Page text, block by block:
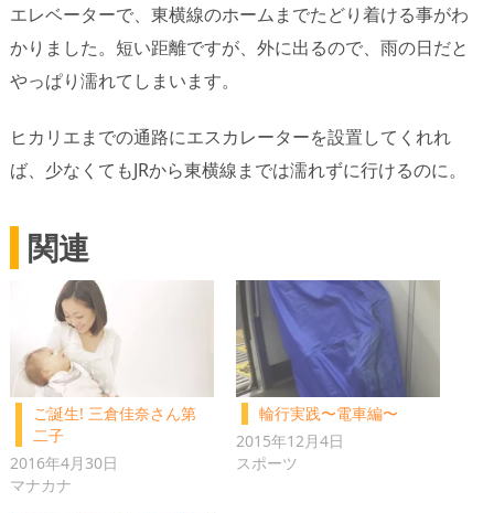
エレベーターで、東横線のホームまでたどり着ける事がわ
かりました。短い距離ですが、外に出るので、雨の日だと
やっぱり濡れてしまいます。
ヒカリエまでの通路にエスカレーターを設置してくれれ
ば、少なくてもJRから東横線までは濡れずに行けるのに。
関連
ご誕生! 三倉佳奈さん第
二子
2016年4月30日
マナカナ
輪行実践〜電車編〜
2015年12月4日
スポーツ